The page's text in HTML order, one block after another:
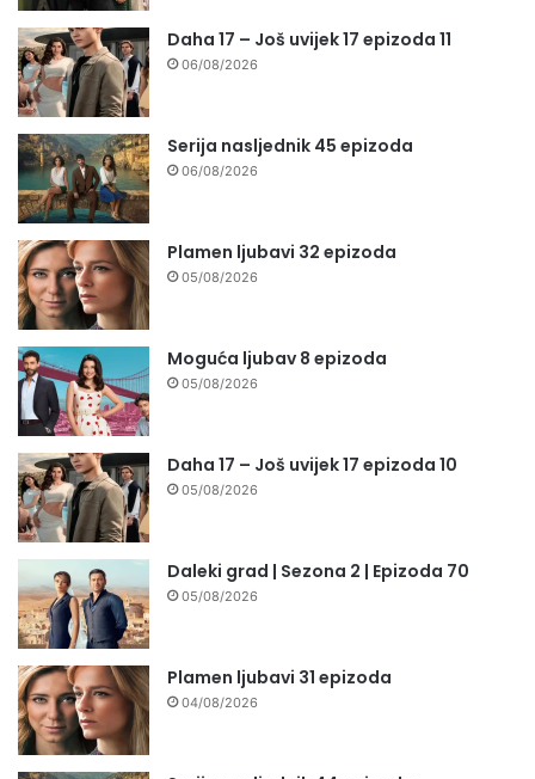
Daha 17 – Još uvijek 17 epizoda 11
06/08/2026
Serija nasljednik 45 epizoda
06/08/2026
Plamen ljubavi 32 epizoda
05/08/2026
Moguća ljubav 8 epizoda
05/08/2026
Daha 17 – Još uvijek 17 epizoda 10
05/08/2026
Daleki grad | Sezona 2 | Epizoda 70
05/08/2026
Plamen ljubavi 31 epizoda
04/08/2026